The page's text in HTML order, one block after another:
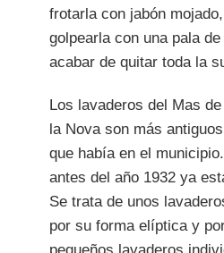
frotarla con jabón
golpearla con una pala
acabar de quitar toda la
Los lavaderos del Mas
la Nova son más
que había en el
antes del año 1932 ya
Se trata de unos
por su forma elíptica y